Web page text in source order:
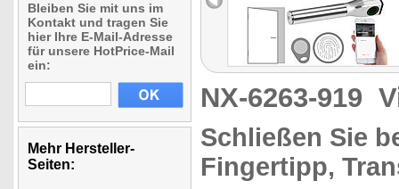
Bleiben Sie mit uns im
Kontakt und tragen Sie
hier Ihre E-Mail-Adresse
für unsere HotPrice-Mail
ein:
Mehr Hersteller-
Seiten:
NX-6263-919
Schließen Sie
Fingertipp,